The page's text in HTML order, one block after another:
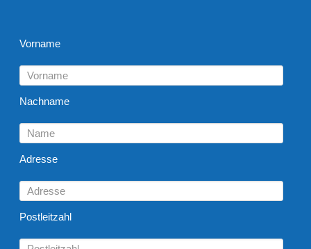
Vorname
Nachname
Adresse
Postleitzahl